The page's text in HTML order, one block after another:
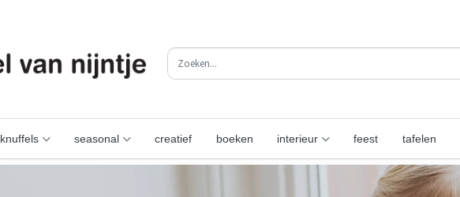
knuffels seasonal creatief boeken interieur feest tafelen